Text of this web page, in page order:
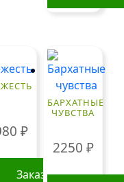
выбрать
на
странице
Опции
можно
на
₽
Заказать
БАРХАТНЫЕ
ЧУВСТВА
2250 ₽